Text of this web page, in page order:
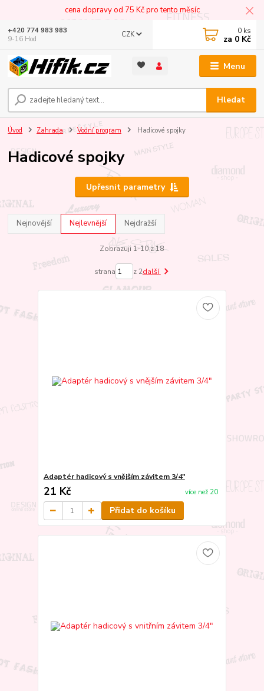
cena dopravy od 75 Kč pro tento měsíc
Menu
CZK
Hledat
+420 774 983 983
9-16 Hod
0 ks
za 0 Kč
Úvod Zahrada Vodní program Hadicové spojky
Hadicové spojky
Upřesnit parametry
Nejnovější Nejlevnější Nejdražší
Zobrazuji 1-10 z 18
strana z 2další
Adaptér hadicový s vnějším závitem 3/4"
21 Kč více než 20
Přidat do košíku